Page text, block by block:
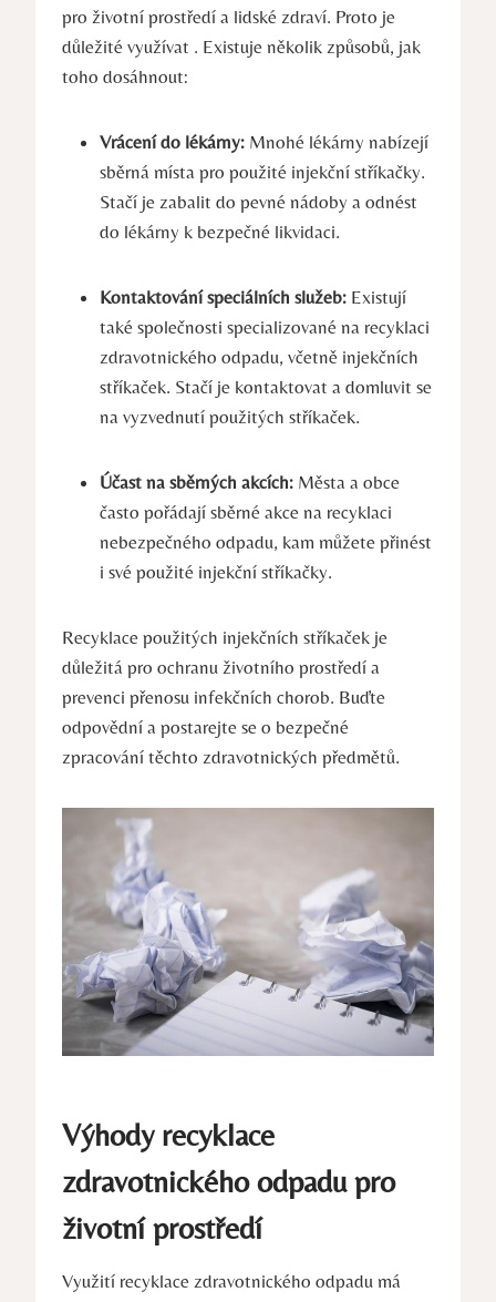
pro životní prostředí a lidské zdraví. Proto je
důležité využívat . Existuje několik způsobů, jak
toho dosáhnout:
Vrácení do lékárny: Mnohé lékárny nabízejí
sběrná místa pro použité injekční stříkačky.
Stačí je zabalit do pevné nádoby a odnést
do lékárny k bezpečné likvidaci.
Kontaktování speciálních služeb: Existují
také společnosti specializované na recyklaci
zdravotnického odpadu, včetně injekčních
stříkaček. Stačí je kontaktovat a domluvit se
na vyzvednutí použitých stříkaček.
Účast na sběrných akcích: Města a obce
často pořádají sběrné akce na recyklaci
nebezpečného odpadu, kam můžete přinést
i své použité injekční stříkačky.
Recyklace použitých injekčních stříkaček je
důležitá pro ochranu životního prostředí a
prevenci přenosu infekčních chorob. Buďte
odpovědní a postarejte se o bezpečné
zpracování těchto zdravotnických předmětů.
Výhody recyklace
zdravotnického odpadu pro
životní prostředí
Využití recyklace zdravotnického odpadu má